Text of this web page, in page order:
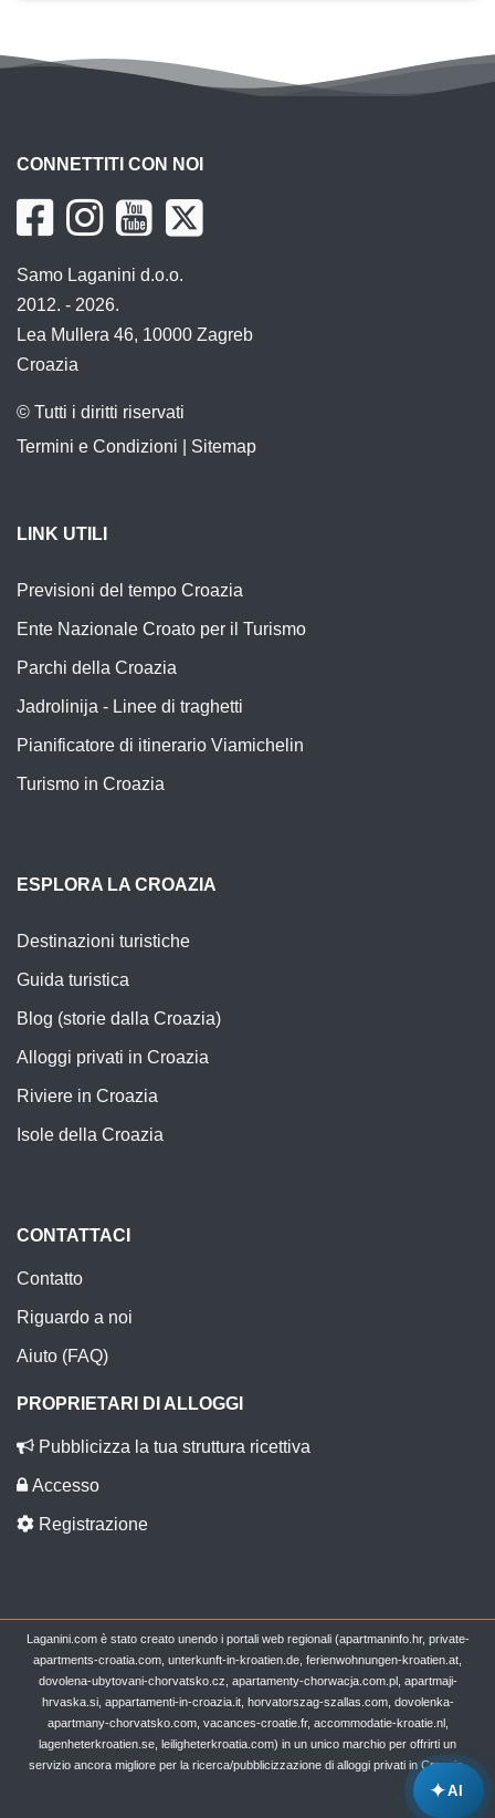
✦AI
CONNETTITI CON NOI
Samo Laganini d.o.o.
2012. - 2026.
Lea Mullera 46, 10000 Zagreb
Croazia
© Tutti i diritti riservati
Termini e Condizioni
Sitemap
LINK UTILI
Previsioni del tempo Croazia
Ente Nazionale Croato per il Turismo
Parchi della Croazia
Jadrolinija - Linee di traghetti
Pianificatore di itinerario Viamichelin
Turismo in Croazia
ESPLORA LA CROAZIA
Destinazioni turistiche
Guida turistica
Blog (storie dalla Croazia)
Alloggi privati in Croazia
Riviere in Croazia
Isole della Croazia
CONTATTACI
Contatto
Riguardo a noi
Aiuto (FAQ)
PROPRIETARI DI ALLOGGI
Pubblicizza la tua struttura ricettiva
Accesso
Registrazione
Laganini.com è stato creato unendo i portali web regionali (apartmaninfo.hr, private-
apartments-croatia.com, unterkunft-in-kroatien.de, ferienwohnungen-kroatien.at,
dovolena-ubytovani-chorvatsko.cz, apartamenty-chorwacja.com.pl, apartmaji-
hrvaska.si, appartamenti-in-croazia.it, horvatorszag-szallas.com, dovolenka-
apartmany-chorvatsko.com, vacances-croatie.fr, accommodatie-kroatie.nl,
lagenheterkroatien.se, leiligheterkroatia.com) in un unico marchio per offrirti un
servizio ancora migliore per la ricerca/pubblicizzazione di alloggi privati in Croazia.